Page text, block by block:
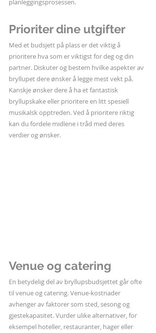
planleggingsprosessen.
Prioriter dine utgifter
Med et budsjett på plass er det viktig å
prioritere hva som er viktigst for deg og din
partner. Diskuter og bestem hvilke aspekter av
bryllupet dere ønsker å legge mest vekt på.
Kanskje ønsker dere å ha et fantastisk
bryllupskake eller prioritere en litt spesiell
musikalsk opptreden. Ved å prioritere riktig
kan du fordele midlene i tråd med deres
verdier og ønsker.
Venue og catering
En betydelig del av bryllupsbudsjettet går ofte
til venue og catering. Venue-kostnader
avhenger av faktorer som sted, sesong og
gjestekapasitet. Vurder ulike alternativer, for
eksempel hoteller, restauranter, hager eller